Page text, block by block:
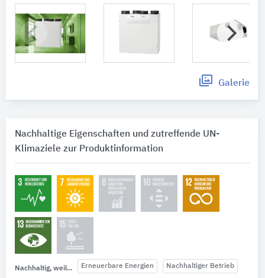
Galerie
Nachhaltige Eigenschaften und zutreffende UN-
Klimaziele zur Produktinformation
Nachhaltig, weil... Erneuerbare Energien Nachhaltiger Betrieb